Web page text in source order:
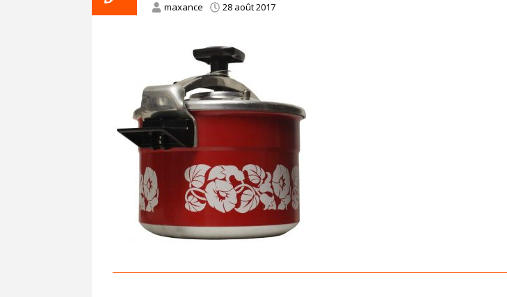
maxance 28 août 2017